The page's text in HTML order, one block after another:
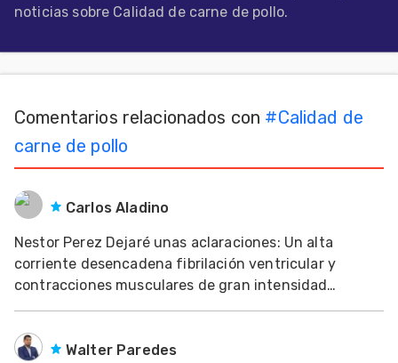
Avicultura
Micotoxinas
Porcicultura
Mascotas
noticias sobre Calidad de carne de pollo.
Comentarios relacionados con #Calidad de
carne de pollo
Carlos Aladino
Nestor Perez Dejaré unas aclaraciones: Un alta
corriente desencadena fibrilación ventricular y
contracciones musculares de gran intensidad
llevando a que los vasos de las alas se llenen de
inmediatamente o más tarde, ya que de no haber un
Walter Paredes